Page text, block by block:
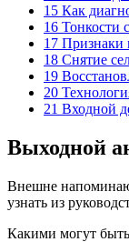
15 Как
16 Тонкости
17
18 Снятие
19
20
21 Входной
Выходной
Внешне
узнать из
Какими могут